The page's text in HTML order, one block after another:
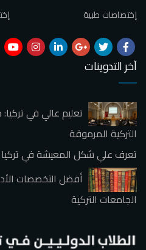
إختصاصات طبية
آخر التدوينات
تعليم عالي في
التركية المرموقة
تعرف علي شكل المعيشة في تركيا
أفضل التخصصات
الجامعات التركية